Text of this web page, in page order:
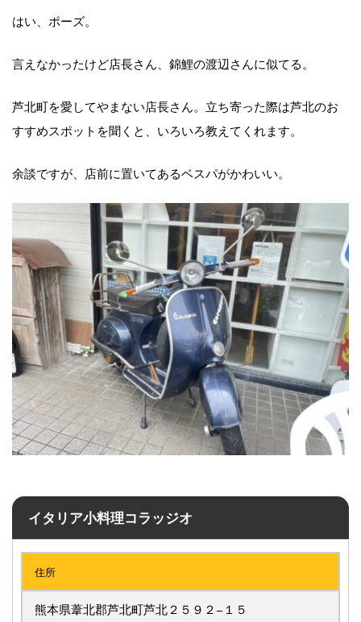
はい、ポーズ。
言えなかったけど店長さん、錦鯉の渡辺さんに似てる。
芦北町を愛してやまない店長さん。立ち寄った際は芦北のお
すすめスポットを聞くと、いろいろ教えてくれます。
余談ですが、店前に置いてあるベスパがかわいい。
イタリア小料理コラッジオ
住所
熊本県葦北郡芦北町芦北２５９２−１５